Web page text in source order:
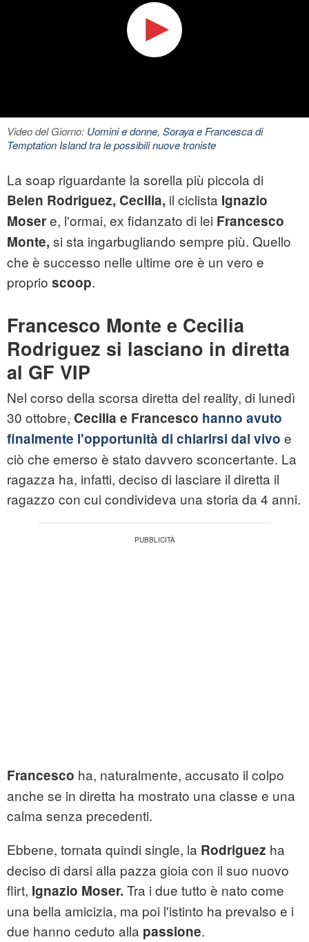
Video del Giorno: Uomini e donne, Soraya e Francesca di
Temptation Island tra le possibili nuove troniste
La soap riguardante la sorella più piccola di
Belen Rodriguez, Cecilia, il ciclista Ignazio
Mosere, l'ormai, ex fidanzato di lei Francesco
Monte, si sta ingarbugliando sempre più. Quello
che è successo nelle ultime ore è un vero e
proprio scoop.
Francesco Monte e Cecilia
Rodriguez si lasciano in diretta
al GF VIP
Nel corso della scorsa diretta del reality, di lunedì
30 ottobre, Cecilia e Francesco hanno avuto
finalmente l'opportunità di chiarirsi dal vivo e
ciò che emerso è stato davvero sconcertante. La
ragazza ha, infatti, deciso di lasciare il diretta il
ragazzo con cui condivideva una storia da 4 anni.
Francesco ha, naturalmente, accusato il colpo
anche se in diretta ha mostrato una classe e una
calma senza precedenti.
Ebbene, tornata quindi single, la Rodriguez ha
deciso di darsi alla pazza gioia con il suo nuovo
flirt, Ignazio Moser. Tra i due tutto è nato come
una bella amicizia, ma poi l'istinto ha prevalso e i
due hanno ceduto alla passione.